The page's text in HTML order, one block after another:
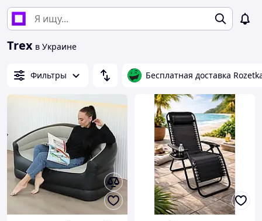
Trex в Украине
Фильтры Бесплатная доставка